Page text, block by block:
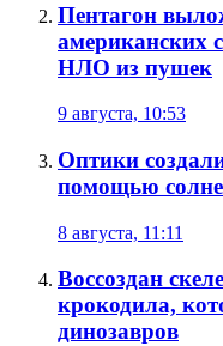
Пентагон
американских
НЛО из пушек
9 августа, 10:53
Оптики
помощью
8 августа, 11:11
Воссоздан
крокодила,
динозавров